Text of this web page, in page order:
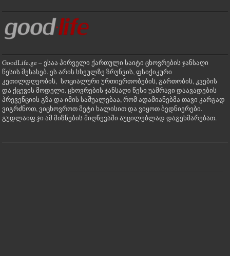
GoodLife.ge – ესაა პირველი ქართული საიტი ცხოვრების ჯანსაღი
წესის შესახებ. ეს არის სხეულზე ზრუნვის, ფსიქიკური
კეთილდღეობის, სოციალური ურთიერთობების, გართობის, კვების
და ქცევის მოდელი. ცხოვრების ჯანსაღი წესი უამრავი დაავადების
პრევენციის გზა და იმის საშუალებაა, რომ ადამიანებმა თავი კარგად
ვიგრძნოთ, ვიცხოვროთ მეტი ხალისით და ვიყოთ ბედნიერები.
გუდლაიფ.ჯი ამ მიზნების მიღწევაში აუცილებლად დაგეხმარებათ.